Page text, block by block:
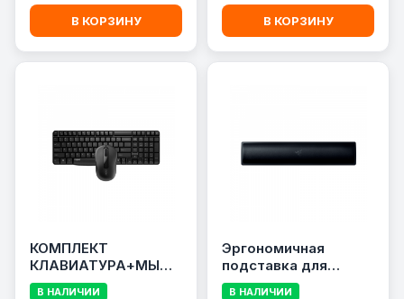
В КОРЗИНУ В КОРЗИНУ
КОМПЛЕКТ
КЛАВИАТУРА+МЫШЬ
RAPOO X1800S
В НАЛИЧИИ
Эргономичная
подставка для
запястий Razer Pro
В НАЛИЧИИ